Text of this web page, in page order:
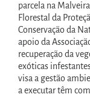
parcela na
Florestal da
Conservação da
apoio da
recuperação da
exóticas
visa a gestão
a executar têm